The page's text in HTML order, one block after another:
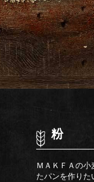
粉
ＭＡＫＦＡの
たパンを作り